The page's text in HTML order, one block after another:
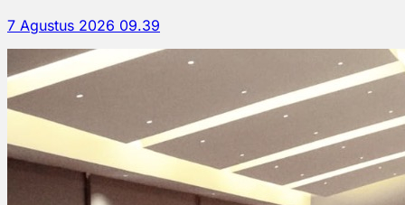
7 Agustus 2026 09.39